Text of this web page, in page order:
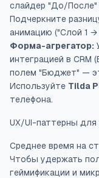
слайдер "До/После"
Подчеркните
анимацию ("Слой 1 →
Форма-агрегатор:
интеграцией в CRM
полем "Бюджет" —
Используйте Tilda
телефона.
UX/UI-паттерны
Среднее время на
Чтобы удержать
геймификации и